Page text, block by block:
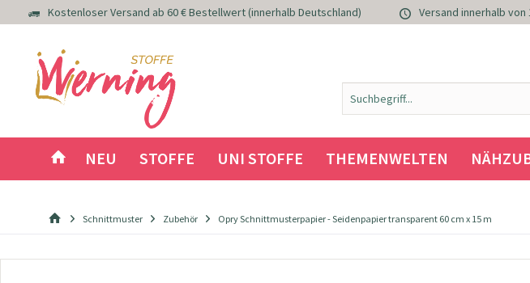
Kostenloser Versand ab 60 € Bestellwert (innerhalb Deutschland) Versand innerhalb von
NEU STOFFE UNI STOFFE THEMENWELTEN
Schnittmuster Zubehör Opry Schnittmusterpapier - Seidenpapier transparent 60 cm x 15 m